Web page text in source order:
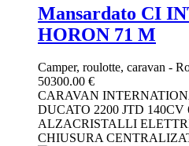
Mansardato CI
HORON 71 M
Camper, roulotte, caravan -
50300.00 €
CARAVAN
DUCATO 2200 JTD
ALZACRISTALLI
CHIUSURA